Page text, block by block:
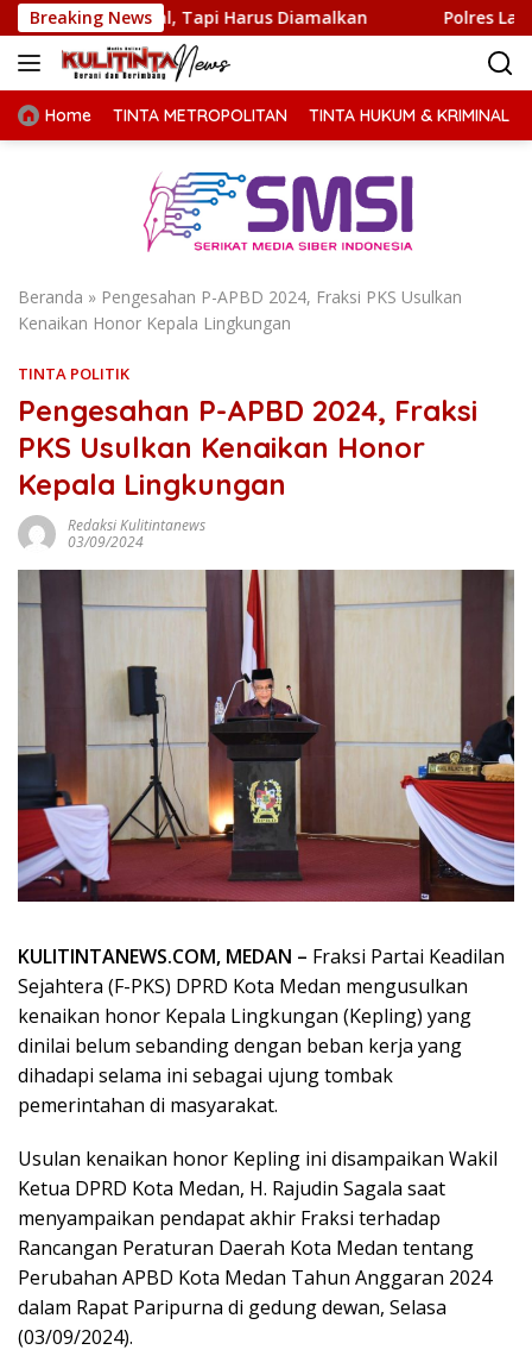
Langsung
ke
konten
Breaking News
Tapi Harus Diamalkan Polres Langkat Paparkan
Home TINTA METROPOLITAN TINTA HUKUM & KRIMINAL
Beranda » Pengesahan P-APBD 2024, Fraksi PKS Usulkan
Kenaikan Honor Kepala Lingkungan
TINTA POLITIK
Pengesahan P-APBD 2024, Fraksi
PKS Usulkan Kenaikan Honor
Kepala Lingkungan
Redaksi Kulitintanews
03/09/2024
KULITINTANEWS.COM, MEDAN – Fraksi Partai Keadilan
Sejahtera (F-PKS) DPRD Kota Medan mengusulkan
kenaikan honor Kepala Lingkungan (Kepling) yang
dinilai belum sebanding dengan beban kerja yang
dihadapi selama ini sebagai ujung tombak
pemerintahan di masyarakat.
Usulan kenaikan honor Kepling ini disampaikan Wakil
Ketua DPRD Kota Medan, H. Rajudin Sagala saat
menyampaikan pendapat akhir Fraksi terhadap
Rancangan Peraturan Daerah Kota Medan tentang
Perubahan APBD Kota Medan Tahun Anggaran 2024
dalam Rapat Paripurna di gedung dewan, Selasa
(03/09/2024).